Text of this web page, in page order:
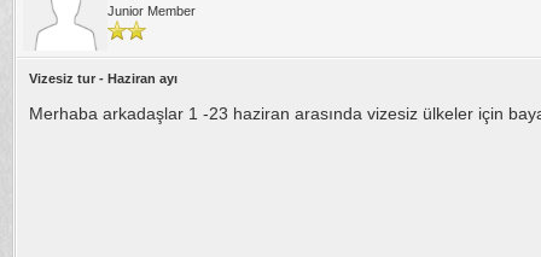
Junior Member
Vizesiz tur - Haziran ayı
Merhaba arkadaşlar 1 -23 haziran arasında vizesiz ülkeler için